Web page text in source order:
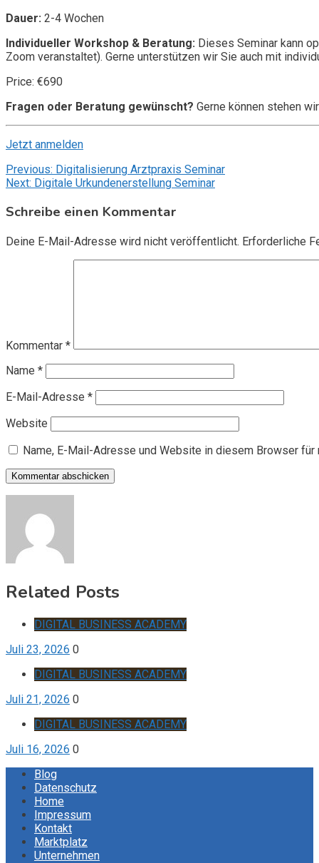
Dauer: 2-4 Wochen
Individueller Workshop & Beratung: Dieses Seminar kann
Zoom veranstaltet). Gerne unterstützen wir Sie auch mit
Price: €690
Fragen oder Beratung gewünscht? Gerne können stehen
Jetzt anmelden
Beitragsnavigation
Previous: Digitalisierung Arztpraxis Seminar
Next: Digitale Urkundenerstellung Seminar
Schreibe einen Kommentar
Deine E-Mail-Adresse wird nicht veröffentlicht. Erforderliche
Kommentar *
Name *
E-Mail-Adresse *
Website
Name, E-Mail-Adresse und Website in diesem Browser
Related Posts
DIGITAL BUSINESS ACADEMY
Juli 23, 2026 0
DIGITAL BUSINESS ACADEMY
Juli 21, 2026 0
DIGITAL BUSINESS ACADEMY
Juli 16, 2026 0
Blog
Datenschutz
Home
Impressum
Kontakt
Marktplatz
Unternehmen